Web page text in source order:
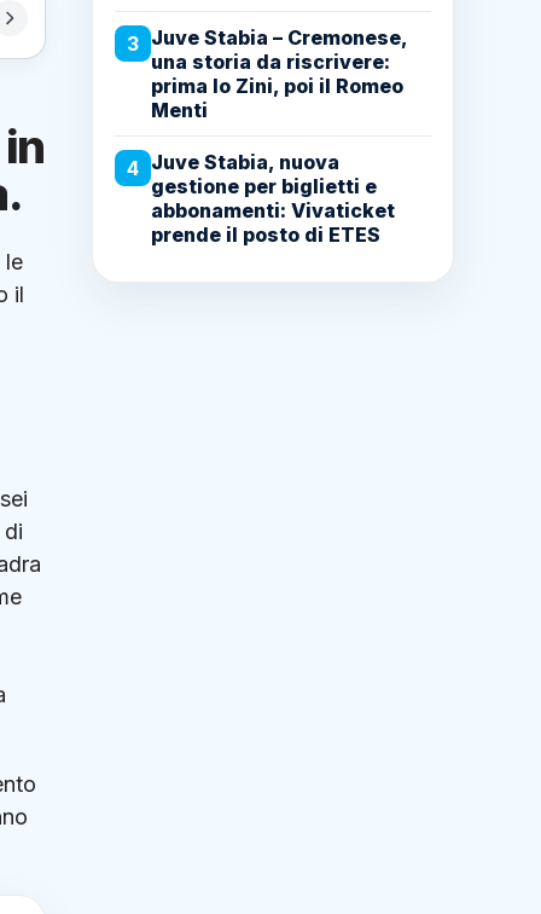
le
il
3 Juve Stabia – Cremonese,
una storia da riscrivere:
prima lo Zini, poi il Romeo
Menti
4 Juve Stabia, nuova
gestione per biglietti e
abbonamenti: Vivaticket
prende il posto di ETES